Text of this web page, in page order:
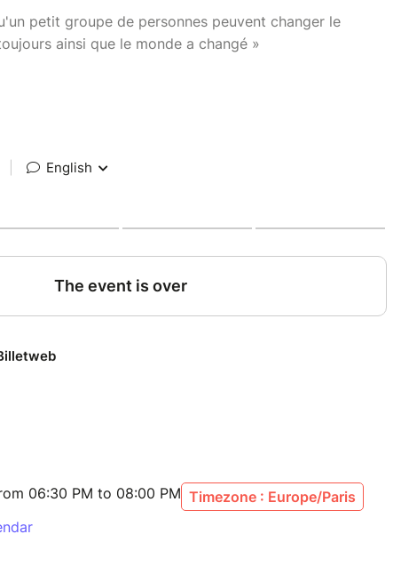
petit groupe de personnes peuvent changer le
ainsi que le monde a changé »
06:30 PM to 08:00 PM Timezone : Europe/Paris